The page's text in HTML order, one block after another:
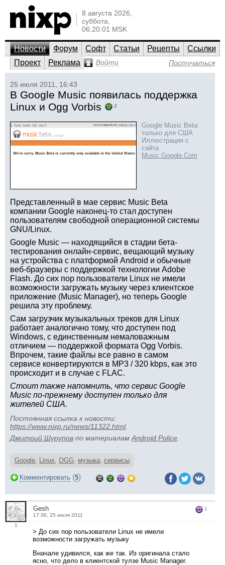
8 августа 2026,
суббота,
06:20:01 MSK
Новости Форум Софт Статьи Рецепты
Ссылки
Проект
Реклама Войти Постучаться
25 июля 2011, 16:43
В Google Music появилась поддержка
Linux и Ogg Vorbis
2
Google Music Beta:
только для США
Иллюстрация с
сайта
Music.Google.Com
Представленный в мае сервис Music Beta
компании Google наконец-то стал доступен
пользователям свободной операционной системы
GNU/Linux.
Google Music — находящийся в стадии бета-
тестирования онлайн-сервис, вещающий музыку
на устройства с платформой Android и обычные
веб-браузеры с поддержкой технологии Adobe
Flash. До сих пор пользователи Linux не имели
возможности загружать музыку через клиентское
приложение (Music Manager), но теперь Google
решила эту проблему.
Сам загрузчик музыкальных треков для Linux
работает аналогично тому, что доступен под
Windows, с единственным немаловажным
отличием — поддержкой формата Ogg Vorbis.
Впрочем, такие файлы все равно в самом
сервисе конвертируются в MP3 / 320 kbps, как это
происходит и в случае с FLAC.
Стоит также напомнить, что сервис Google
Music по-прежнему доступен только для
жителей США.
Постоянная ссылка к новости:
https://www.nixp.ru/news/11322.html.
Дмитрий Шурупов по материалам Android Police
Google, Linux, OGG, музыка, сервисы
Комментировать (5)
1
Gesh
17:36, 25 июля 2011
1
> До сих пор пользователи Linux не имели
возможности загружать музыку
Вначале удивился, как же так. Из оригинала стало
ясно, что дело в клиентской тулзе Music Manager.